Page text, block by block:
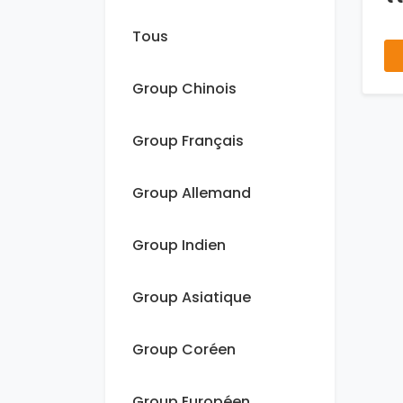
Tous
Group Chinois
Group Français
Group Allemand
Group Indien
Group Asiatique
Group Coréen